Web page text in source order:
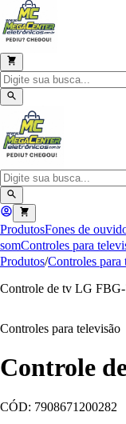
ProdutosFones de
somControles para
Produtos/Controles para
Controle de tv LG
Controles para televisão
Controle
CÓD: 7908671200282